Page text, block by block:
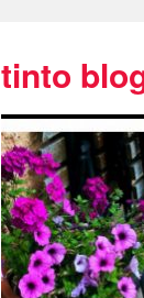
tinto